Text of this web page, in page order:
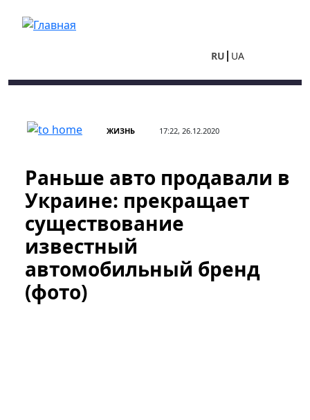
RU UA
ЖИЗНЬ 17:22, 26.12.2020
Раньше авто продавали в
Украине: прекращает
существование
известный
автомобильный бренд
(фото)